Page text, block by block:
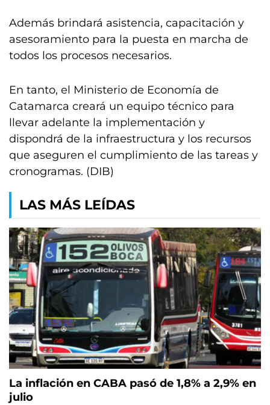
Además brindará asistencia, capacitación y
asesoramiento para la puesta en marcha de
todos los procesos necesarios.
En tanto, el Ministerio de Economía de
Catamarca creará un equipo técnico para
llevar adelante la implementación y
dispondrá de la infraestructura y los recursos
que aseguren el cumplimiento de las tareas y
cronogramas. (DIB)
LAS MÁS LEÍDAS
La inflación en CABA pasó de 1,8% a 2,9% en
julio